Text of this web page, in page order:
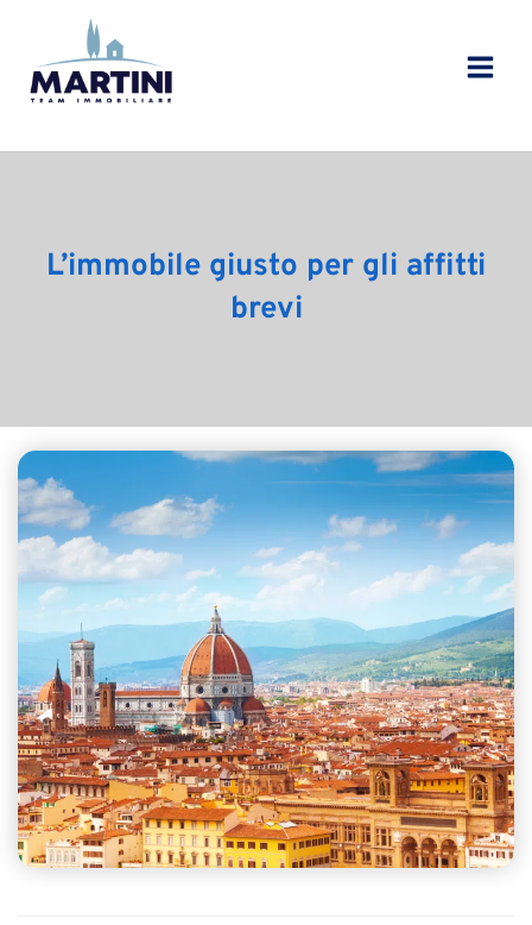
contenuto
L’immobile giusto per gli affitti
brevi